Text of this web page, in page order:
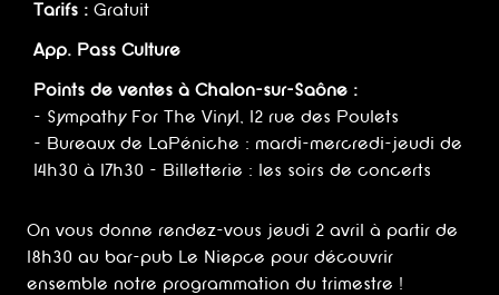
Tarifs : Gratuit
App. Pass Culture
Points de ventes à Chalon-sur-Saône :
- Sympathy For The Vinyl, 12 rue des Poulets
- Bureaux de LaPéniche : mardi-mercredi-jeudi de
14h30 à 17h30 - Billetterie : les soirs de concerts
On vous donne rendez-vous jeudi 2 avril à partir de
18h30 au bar-pub Le Niepce pour découvrir
ensemble notre programmation du trimestre !